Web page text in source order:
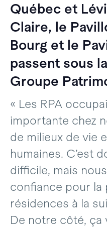
Québec et
Claire, le
Bourg et le
passent sous
Groupe
« Les RPA
importante chez
de milieux de vie
humaines. C’est
difficile, mais
confiance pour la
résidences à la
De notre côté, ça